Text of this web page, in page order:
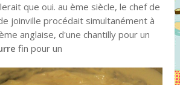
que oui. au ème siècle, le chef de
joinville procédait simultanément à
anglaise, d'une chantilly pour un
fin pour un